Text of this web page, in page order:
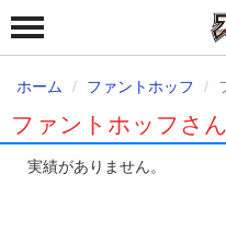
ホーム ファントホッフ
ファントホッフさ
実績がありません。